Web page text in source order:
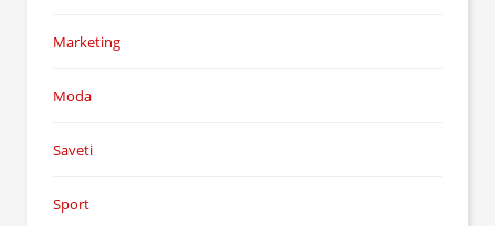
Marketing
Moda
Saveti
Sport